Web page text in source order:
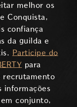
melhor os
Conquista,
confiança
da guilda e
Participe do
para
recrutamento
informações
conjunto,